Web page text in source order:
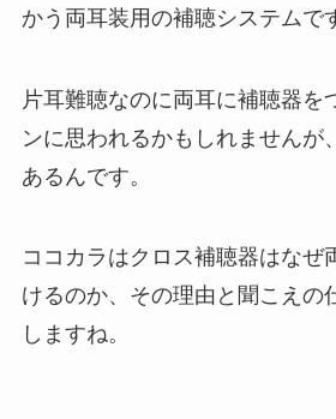
かう両耳装用の補聴システムで
片耳難聴なのに両耳に補聴器を
ンに思われるかもしれませんが
あるんです。
ココカラはクロス補聴器はなぜ
けるのか、その理由と聞こえの
しますね。